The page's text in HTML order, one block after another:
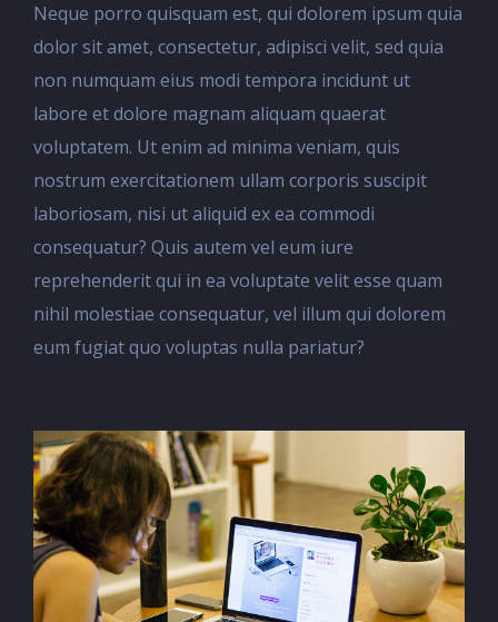
Neque porro quisquam est, qui dolorem ipsum quia
dolor sit amet, consectetur, adipisci velit, sed quia
non numquam eius modi tempora incidunt ut
labore et dolore magnam aliquam quaerat
voluptatem. Ut enim ad minima veniam, quis
nostrum exercitationem ullam corporis suscipit
laboriosam, nisi ut aliquid ex ea commodi
consequatur? Quis autem vel eum iure
reprehenderit qui in ea voluptate velit esse quam
nihil molestiae consequatur, vel illum qui dolorem
eum fugiat quo voluptas nulla pariatur?